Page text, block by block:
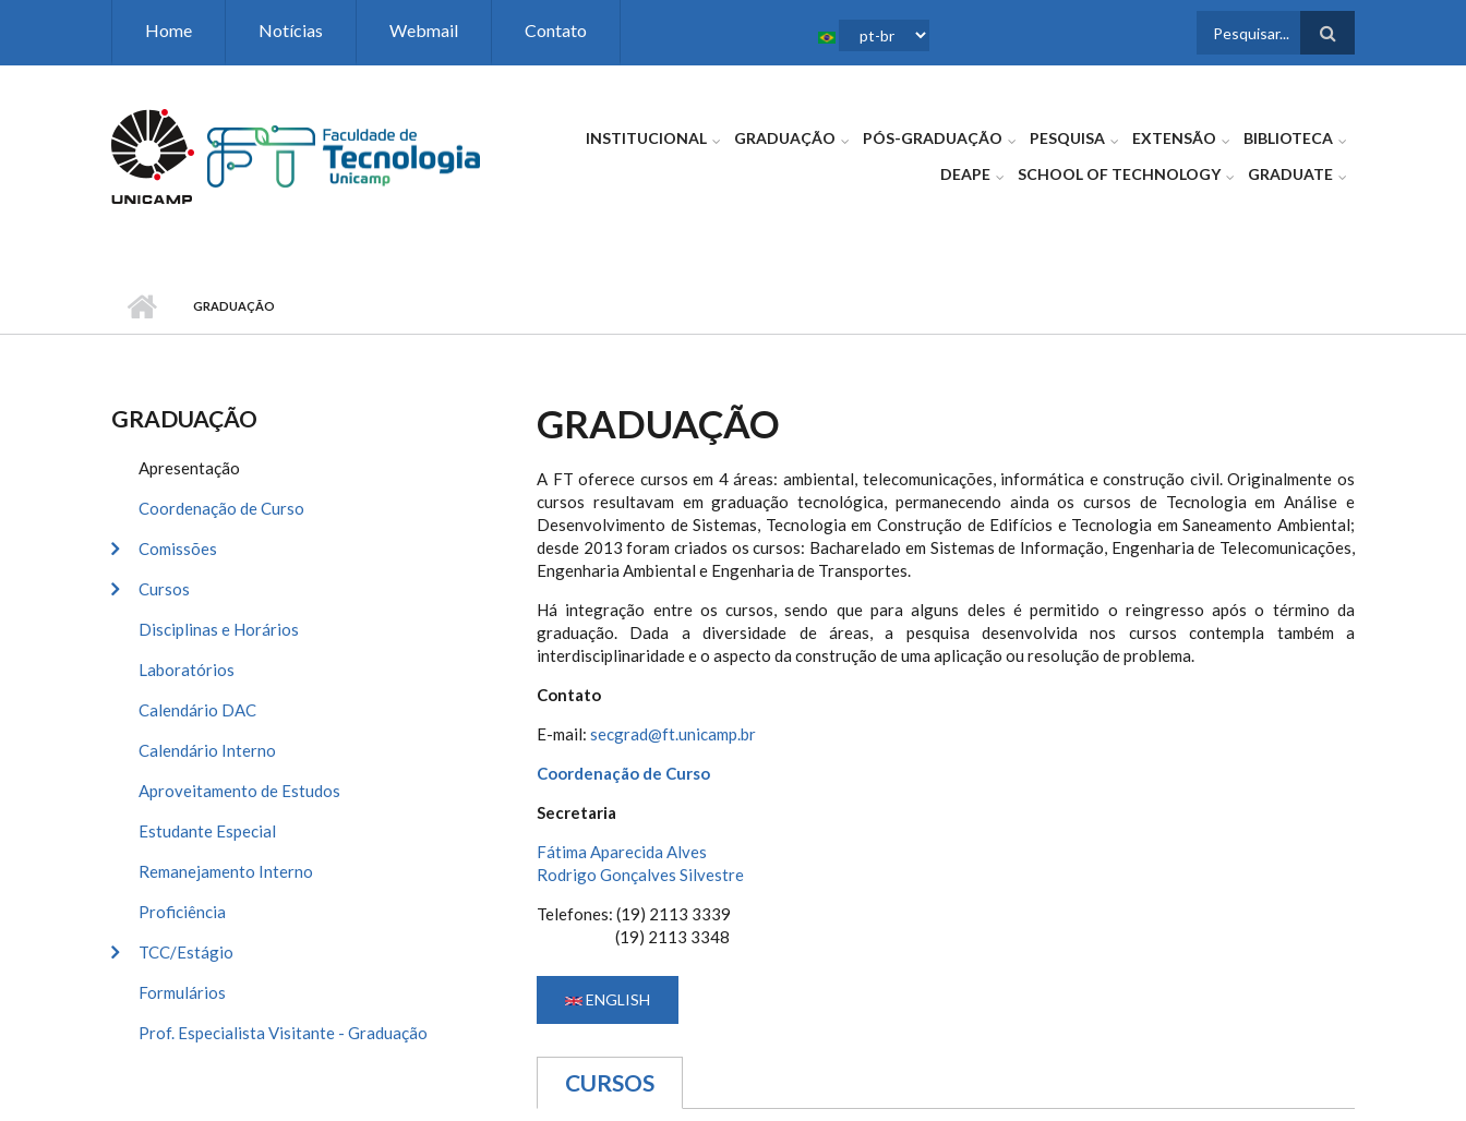
Home Notícias Webmail Contato
FORMULÁRIO
INSTITUCIONAL GRADUAÇÃO PÓS-GRADUAÇÃO PESQUISA EXTENSÃO
BIBLIOTECA
DEAPE
SCHOOL OF TECHNOLOGY GRADUATE
GRADUAÇÃO
GRADUAÇÃO
Apresentação
Coordenação de Curso
Comissões
Cursos
Disciplinas e Horários
Laboratórios
Calendário DAC
Calendário Interno
Aproveitamento de Estudos
Estudante Especial
Remanejamento Interno
Proficiência
TCC/Estágio
Formulários
Prof. Especialista Visitante - Graduação
GRADUAÇÃO
A FT oferece cursos em 4 áreas: ambiental, telecomunicações, informática e construção civil. Originalmente os
cursos resultavam em graduação tecnológica, permanecendo ainda os cursos de Tecnologia em Análise e
Desenvolvimento de Sistemas, Tecnologia em Construção de Edifícios e Tecnologia em Saneamento Ambiental;
desde 2013 foram criados os cursos: Bacharelado em Sistemas de Informação, Engenharia de Telecomunicações,
Engenharia Ambiental e Engenharia de Transportes.
Há integração entre os cursos, sendo que para alguns deles é permitido o reingresso após o término da
graduação. Dada a diversidade de áreas, a pesquisa desenvolvida nos cursos contempla também a
interdisciplinaridade e o aspecto da construção de uma aplicação ou resolução de problema.
Contato
E-mail: secgrad@ft.unicamp.br
Coordenação de Curso
Secretaria
Fátima Aparecida Alves
Rodrigo Gonçalves Silvestre
Telefones: (19) 2113 3339
(19) 2113 3348
ENGLISH
CURSOS